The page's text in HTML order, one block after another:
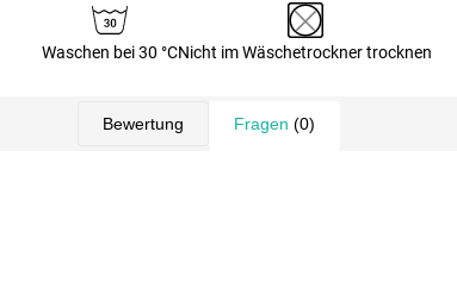
Waschen bei 30 °CNicht im Wäschetrockner trocknen
Bewertung Fragen (0)